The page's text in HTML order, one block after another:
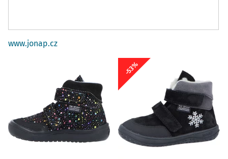
www.jonap.cz
-53%